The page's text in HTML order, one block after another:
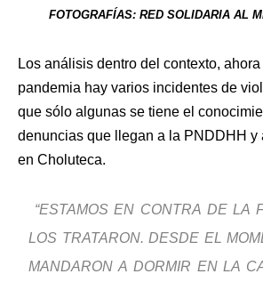
FOTOGRAFÍAS: RED SOLIDARIA AL
Los análisis dentro del contexto,
pandemia hay varios incidentes de
que sólo algunas se tiene el
denuncias que llegan a la PNDDHH y
en Choluteca.
“ESTAMOS EN CONTRA DE LA
LOS TRATARON. DESDE EL
MANDARON A DORMIR EN LA